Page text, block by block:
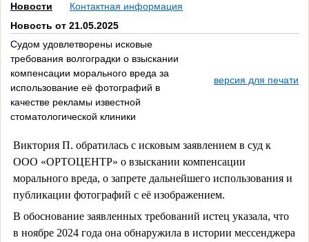
Новости
Контактная информация
Новость от 21.05.2025
Судом удовлетворены исковые
требования волгоградки о взыскании
компенсации морального вреда за
использование её фотографий в
качестве рекламы известной
стоматологической клиники
версия для печати
Виктория П. обратилась с исковым заявлением в суд к
ООО «ОРТОЦЕНТР» о взыскании компенсации
морального вреда, о запрете дальнейшего использования и
публикации фотографий с её изображением.
В обоснование заявленных требований истец указала, что
в ноябре 2024 года она обнаружила в истории мессенджера